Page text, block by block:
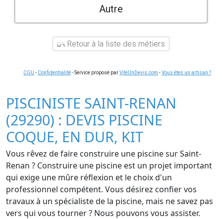
Autre
Retour à la liste des métiers
CGU - Confidentialité- Service proposé parViteUnDevis.com -Vous êtes un artisan ?
PISCINISTE SAINT-RENAN
(29290) : DEVIS PISCINE
COQUE, EN DUR, KIT
Vous rêvez de faire construire une piscine sur Saint-
Renan ? Construire une piscine est un projet important
qui exige une mûre réflexion et le choix d'un
professionnel compétent. Vous désirez confier vos
travaux à un spécialiste de la piscine, mais ne savez pas
vers qui vous tourner ? Nous pouvons vous assister.